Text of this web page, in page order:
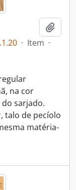
· Item ·
na cor
sarjado.
talo de pecíolo
matéria-